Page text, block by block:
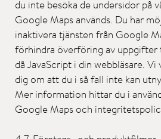
du inte besöka de undersidor på
Google Maps används. Du har
inaktivera tjänsten från Google
förhindra överföring av uppgifter
då JavaScript i din webbläsare.
dig om att du i så fall inte kan
Mer information hittar du i
Google Maps och